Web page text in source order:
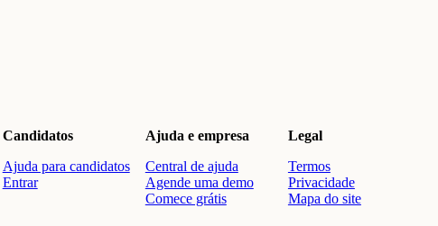
Candidatos
Ajuda para candidatos
Entrar
Ajuda e empresa
Central de ajuda
Agende uma demo
Comece grátis
Legal
Termos
Privacidade
Mapa do site